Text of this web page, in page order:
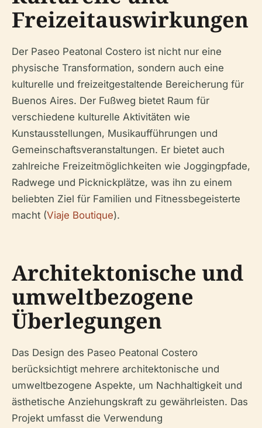
Freizeitauswirkungen
Der Paseo Peatonal Costero ist nicht nur eine
physische Transformation, sondern auch eine
kulturelle und freizeitgestaltende Bereicherung für
Buenos Aires. Der Fußweg bietet Raum für
verschiedene kulturelle Aktivitäten wie
Kunstausstellungen, Musikaufführungen und
Gemeinschaftsveranstaltungen. Er bietet auch
zahlreiche Freizeitmöglichkeiten wie Joggingpfade,
Radwege und Picknickplätze, was ihn zu einem
beliebten Ziel für Familien und Fitnessbegeisterte
macht (Viaje Boutique).
Architektonische und
umweltbezogene
Überlegungen
Das Design des Paseo Peatonal Costero
berücksichtigt mehrere architektonische und
umweltbezogene Aspekte, um Nachhaltigkeit und
ästhetische Anziehungskraft zu gewährleisten. Das
Projekt umfasst die Verwendung